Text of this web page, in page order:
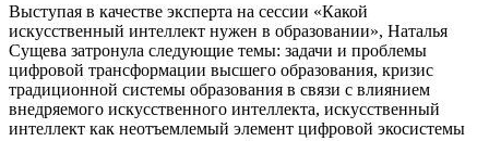
Выступая в качестве эксперта на сессии «Какой
искусственный интеллект нужен в образовании», Наталья
Сущева затронула следующие темы: задачи и проблемы
цифровой трансформации высшего образования, кризис
традиционной системы образования в связи с влиянием
внедряемого искусственного интеллекта, искусственный
интеллект как неотъемлемый элемент цифровой экосистемы